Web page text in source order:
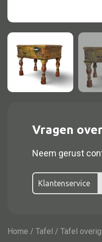
Boekenkast
Nachtkast
Kast overige
Vitrine
Fautteuil
Vragen
Neem gerust
Klantenservice
Home / Tafel / Tafel overig